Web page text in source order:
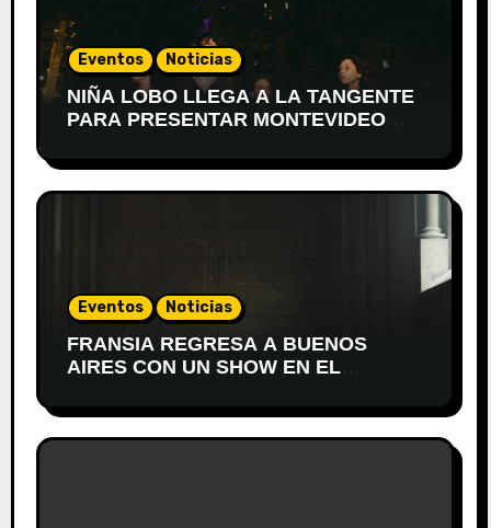
Eventos Noticias
NIÑA LOBO LLEGA A LA TANGENTE
PARA PRESENTAR MONTEVIDEO
Eventos Noticias
FRANSIA REGRESA A BUENOS
AIRES CON UN SHOW EN EL